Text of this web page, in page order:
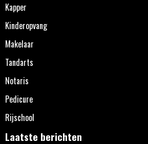
Kapper
Kinderopvang
Makelaar
Tandarts
Notaris
Pedicure
Rijschool
Laatste berichten